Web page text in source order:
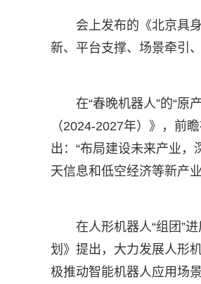
会上发布的《北京具
新、平台支撑、场景牵引
在“春晚机器人”的“原
（2024-2027年）》，前
出：“布局建设未来产业，
天信息和低空经济等新产
在人形机器人“组团”
划》提出，大力发展人形
极推动智能机器人应用场